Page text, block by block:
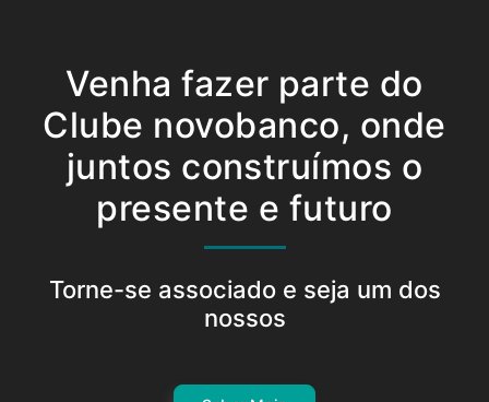
Venha fazer parte do
Clube novobanco, onde
juntos construímos o
presente e futuro
Torne-se associado e seja um dos
nossos